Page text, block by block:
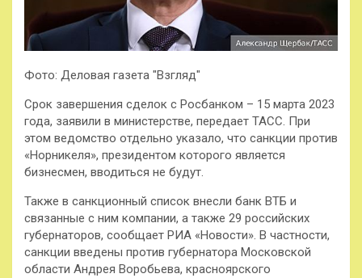
Фото: Деловая газета "Взгляд"
Срок завершения сделок с Росбанком – 15 марта 2023
года, заявили в министерстве, передает ТАСС. При
этом ведомство отдельно указало, что санкции против
«Норникеля», президентом которого является
бизнесмен, вводиться не будут.
Также в санкционный список внесли банк ВТБ и
связанные с ним компании, а также 29 российских
губернаторов, сообщает РИА «Новости». В частности,
санкции введены против губернатора Московской
области Андрея Воробьева, красноярского